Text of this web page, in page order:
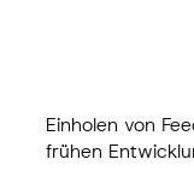
Einholen von
frühen